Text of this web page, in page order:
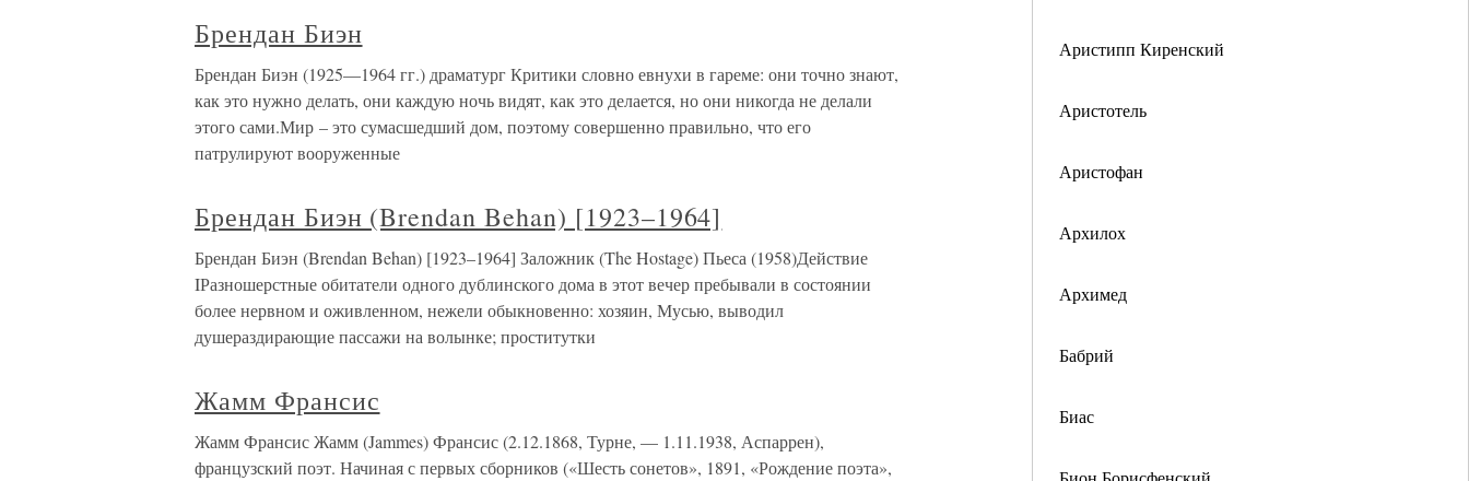
Аристипп Киренский
Аристотель
Аристофан
Архилох
Архимед
Бабрий
Биас
Брендан Биэн
Брендан Биэн (1925—1964 гг.) драматург Критики словно евнухи в гареме: они точно знают,
как это нужно делать, они каждую ночь видят, как это делается, но они никогда не делали
этого сами.Мир – это сумасшедший дом, поэтому совершенно правильно, что его
патрулируют вооруженные
Брендан Биэн (Brendan Behan) [1923–1964]
Брендан Биэн (Brendan Behan) [1923–1964] Заложник (The Hostage) Пьеса (1958)Действие
IРазношерстные обитатели одного дублинского дома в этот вечер пребывали в состоянии
более нервном и оживленном, нежели обыкновенно: хозяин, Мусью, выводил
душераздирающие пассажи на волынке; проститутки
Жамм Франсис
Жамм Франсис Жамм (Jammes) Франсис (2.12.1868, Турне, — 1.11.1938, Аспаррен),
французский поэт. Начиная с первых сборников («Шесть сонетов», 1891, «Рождение поэта»,